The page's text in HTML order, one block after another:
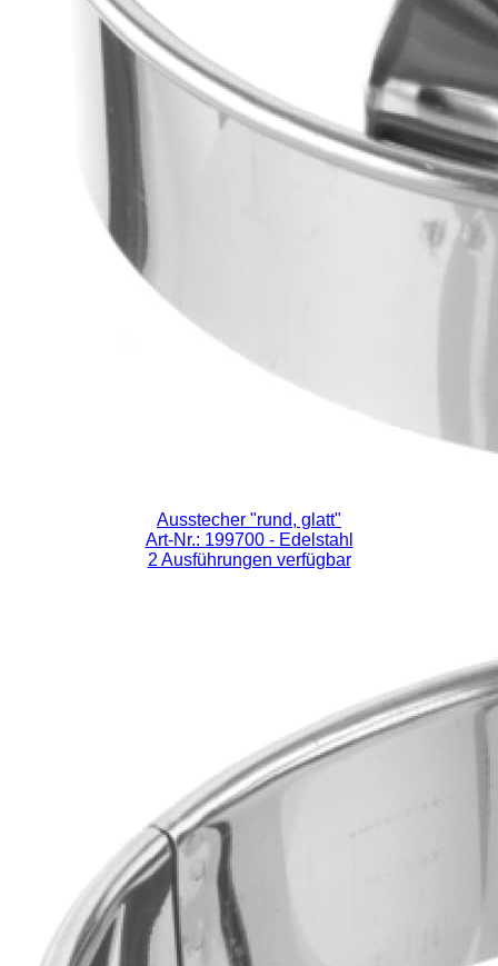
Ausstecher "rund, glatt"
Art-Nr.: 199700 - Edelstahl
2 Ausführungen verfügbar